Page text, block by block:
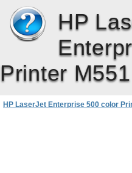
HP
Printer
HP LaserJet Enterprise 500 color